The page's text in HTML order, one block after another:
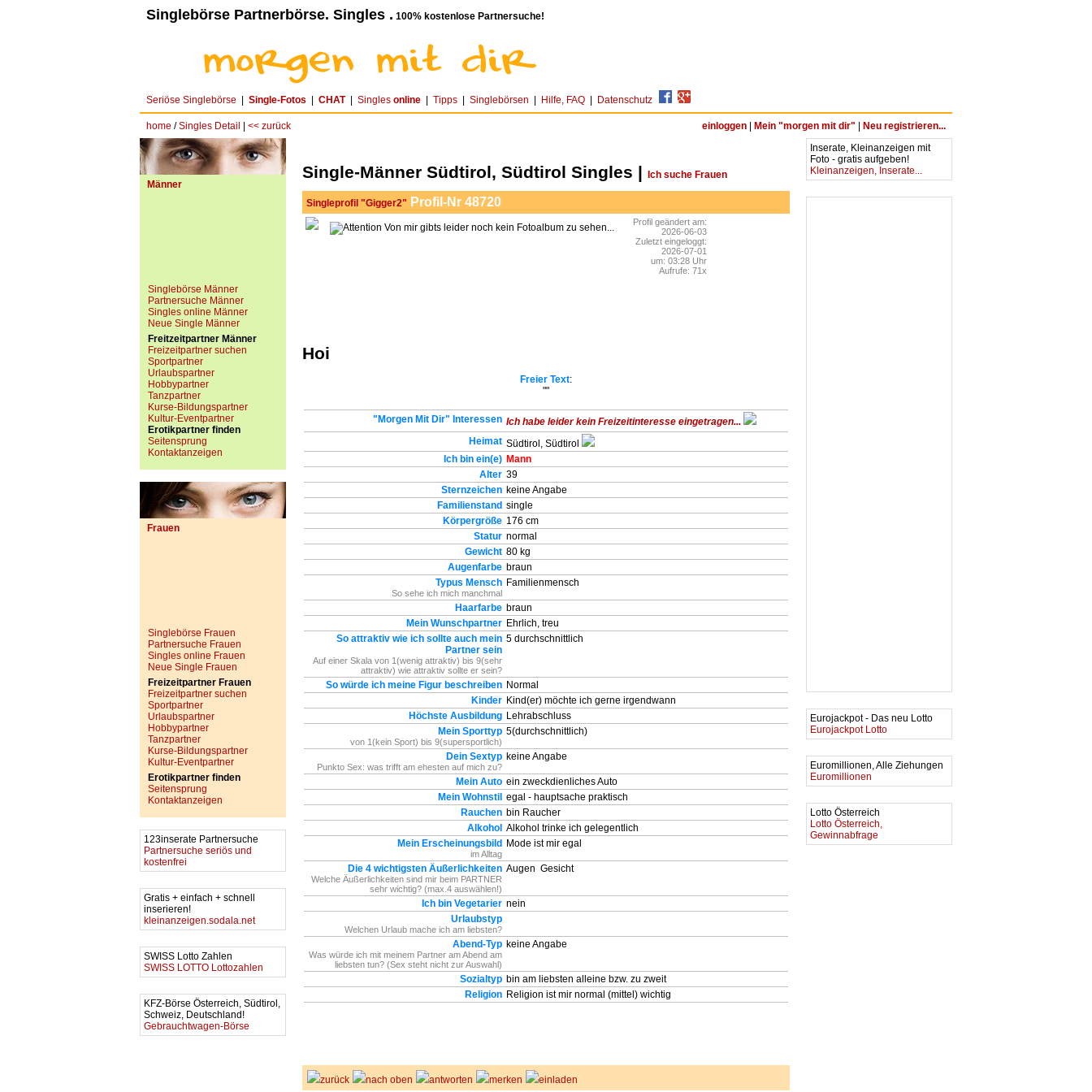
Singlebörse Partnerbörse. Singles . 100% kostenlose Partnersuche!
Seriöse Singlebörse Single-Fotos CHAT| Singles online Tipps Singlebörsen Hilfe, FAQ Datenschutz
home /Singles Detail << zurück einloggen Mein "morgen mit dir" Neu registrieren...
Männer
Singlebörse Männer
Partnersuche Männer
Singles online Männer
Neue Single Männer
Freitzeitpartner Männer
Freizeitpartner suchen
Sportpartner
Urlaubspartner
Hobbypartner
Tanzpartner
Kurse-Bildungspartner
Kultur-Eventpartner
Erotikpartner finden
Seitensprung
Kontaktanzeigen
Frauen
Singlebörse Frauen
Partnersuche Frauen
Singles online Frauen
Neue Single Frauen
Freizeitpartner Frauen
Freizeitpartner suchen
Sportpartner
Urlaubspartner
Hobbypartner
Tanzpartner
Kurse-Bildungspartner
Kultur-Eventpartner
Erotikpartner finden
Seitensprung
Kontaktanzeigen
123inserate Partnersuche
Partnersuche seriös und
kostenfrei
Gratis + einfach + schnell
inserieren!
kleinanzeigen.sodala.net
SWISS Lotto Zahlen
SWISS LOTTO Lottozahlen
KFZ-Börse Österreich, Südtirol,
Schweiz, Deutschland!
Gebrauchtwagen-Börse
Single-Männer Südtirol, Südtirol Singles | Ich suche Frauen
Singleprofil "Gigger2" Profil-Nr 48720
Von mir gibts leider noch kein Fotoalbum zu sehen...
Profil geändert am:
2026-06-03
Zuletzt eingeloggt:
2026-07-01
um: 03:28 Uhr
Aufrufe: 71x
Hoi
Freier Text:
""
"Morgen Mit Dir" Interessen Ich habe leider kein Freizeitinteresse eingetragen...
Heimat Südtirol, Südtirol
Ich bin ein(e) Mann
Alter 39
Sternzeichen keine Angabe
Familienstand single
Körpergröße 176 cm
Statur normal
Gewicht 80 kg
Augenfarbe braun
Typus Mensch
So sehe ich mich manchmal
Familienmensch
Haarfarbe braun
Mein Wunschpartner Ehrlich, treu
So attraktiv wie ich sollte auch mein
Partner sein
Auf einer Skala von 1(wenig attraktiv) bis 9(sehr
attraktiv) wie attraktiv sollte er sein?
5 durchschnittlich
So würde ich meine Figur beschreiben Normal
Kinder Kind(er) möchte ich gerne irgendwann
Höchste Ausbildung Lehrabschluss
Mein Sporttyp
von 1(kein Sport) bis 9(supersportlich)
5(durchschnittlich)
Dein Sextyp
Punkto Sex: was trifft am ehesten auf mich zu?
keine Angabe
Mein Auto ein zweckdienliches Auto
Mein Wohnstil egal - hauptsache praktisch
Rauchen bin Raucher
Alkohol Alkohol trinke ich gelegentlich
Mein Erscheinungsbild
im Alltag
Mode ist mir egal
Die 4 wichtigsten Äußerlichkeiten
Welche Äußerlichkeiten sind mir beim PARTNER
sehr wichtig? (max.4 auswählen!)
Augen Gesicht
Ich bin Vegetarier nein
Urlaubstyp
Welchen Urlaub mache ich am liebsten?
Abend-Typ
Was würde ich mit meinem Partner am Abend am
liebsten tun? (Sex steht nicht zur Auswahl)
keine Angabe
Sozialtyp bin am liebsten alleine bzw. zu zweit
Religion Religion ist mir normal (mittel) wichtig
zurück nach oben antworten merken einladen
Inserate, Kleinanzeigen mit
Foto - gratis aufgeben!
Kleinanzeigen, Inserate...
Eurojackpot - Das neu Lotto
Eurojackpot Lotto
Euromillionen, Alle Ziehungen
Euromillionen
Lotto Österreich
Lotto Österreich,
Gewinnabfrage